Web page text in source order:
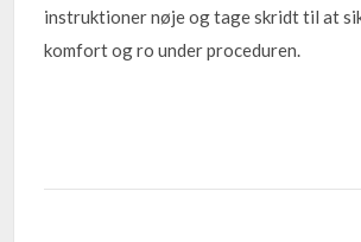
instruktioner nøje og tage skridt til at
komfort og ro under proceduren.